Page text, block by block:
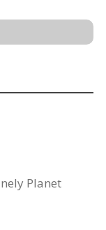
Planet